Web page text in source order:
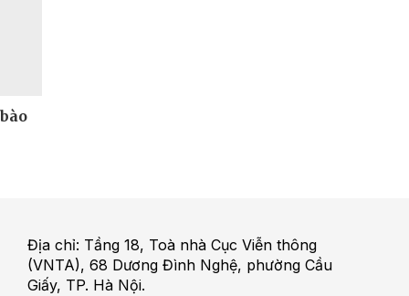
Địa chỉ: Tầng 18, Toà nhà Cục Viễn thông
(VNTA), 68 Dương Đình Nghệ, phường Cầu
Giấy, TP. Hà Nội.